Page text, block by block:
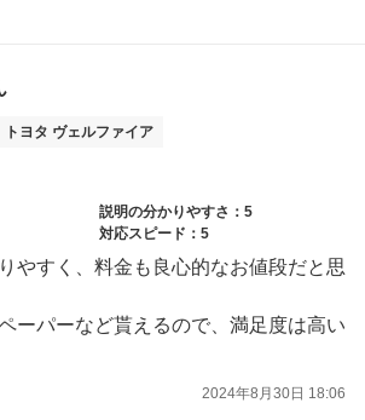
ヨタ ヴェルファイア
説明の分かりやすさ：5
対応スピード：5
やすく、料金も良心的なお値段だと思
ーパーなど貰えるので、満足度は高い
2024年8月30日 18:06